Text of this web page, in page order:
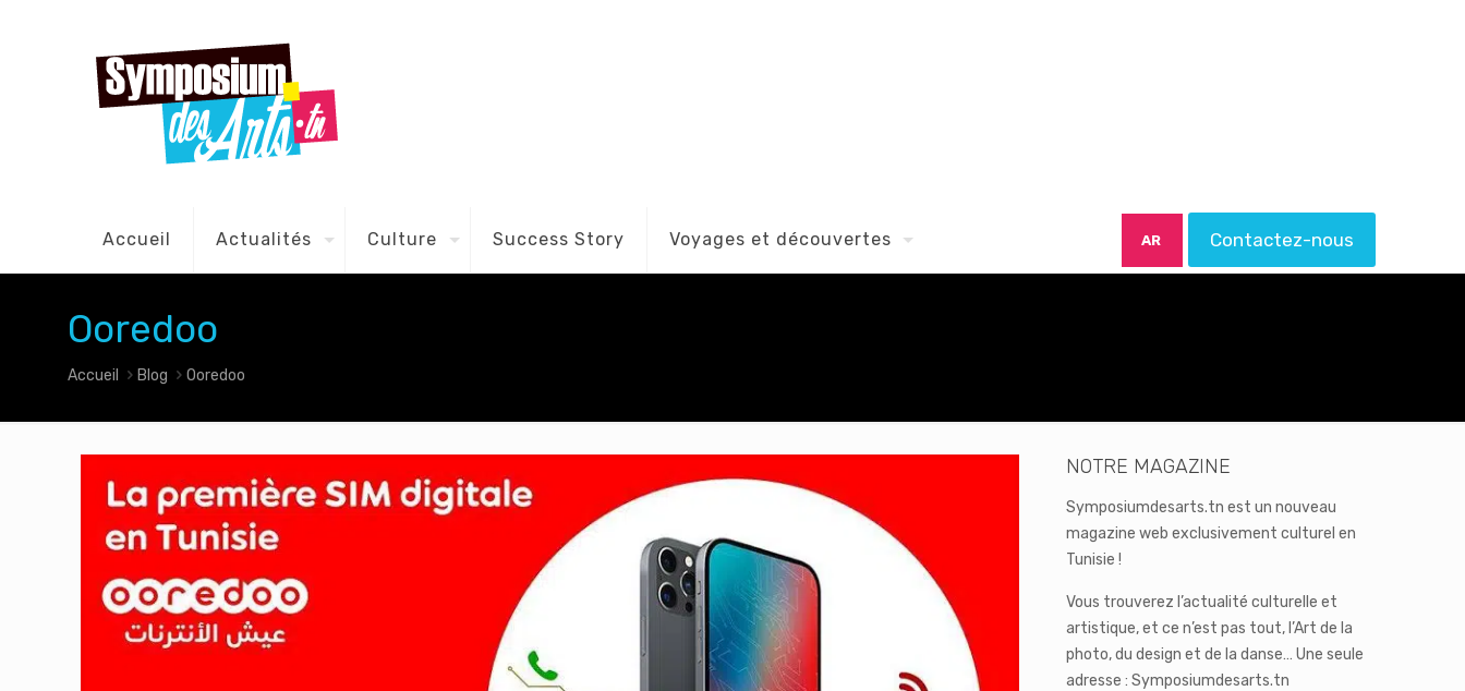
Accueil Actualités Culture Success Story Voyages et découvertes AR Contactez-nous
Ooredoo
Accueil Blog Ooredoo
NOTRE MAGAZINE
Symposiumdesarts.tn est un nouveau
magazine web exclusivement culturel en
Tunisie !
Vous trouverez l’actualité culturelle et
artistique, et ce n’est pas tout, l’Art de la
photo, du design et de la danse… Une seule
adresse : Symposiumdesarts.tn